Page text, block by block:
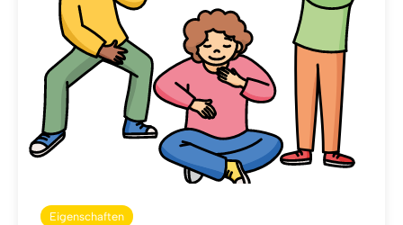
Eigenschaften